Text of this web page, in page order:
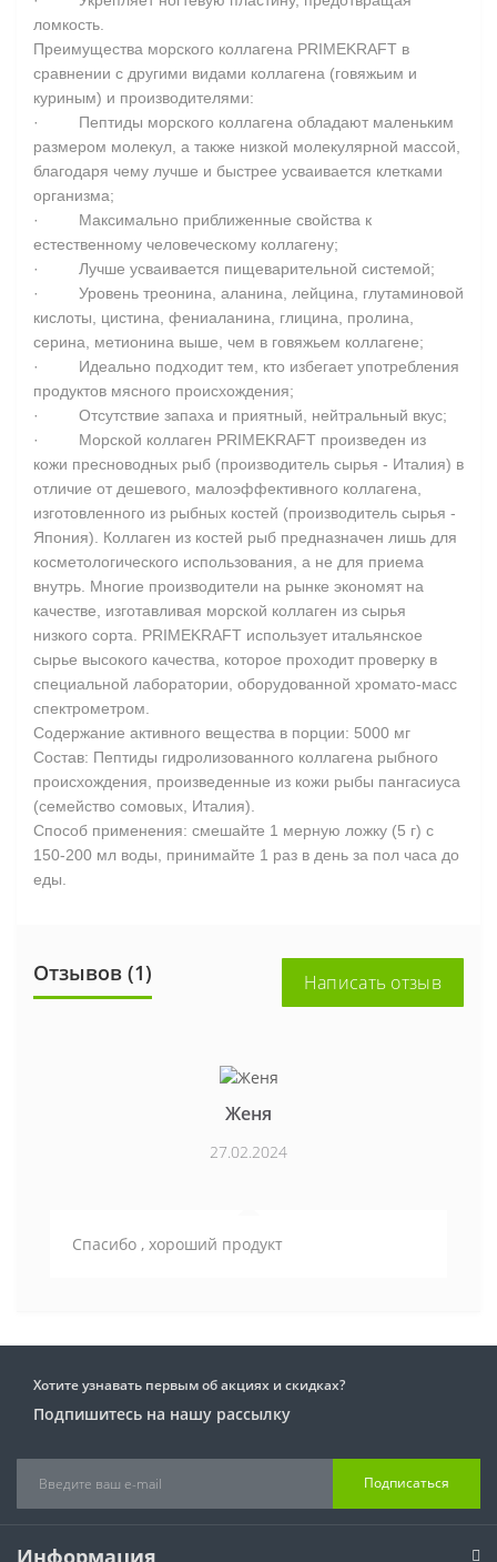
ломкость.
Преимущества морского коллагена PRIMEKRAFT в
сравнении с другими видами коллагена (говяжьим и
куриным) и производителями:
· Пептиды морского коллагена обладают маленьким
размером молекул, а также низкой молекулярной массой,
благодаря чему лучше и быстрее усваивается клетками
организма;
· Максимально приближенные свойства к
естественному человеческому коллагену;
· Лучше усваивается пищеварительной системой;
· Уровень треонина, аланина, лейцина, глутаминовой
кислоты, цистина, фениаланина, глицина, пролина,
серина, метионина выше, чем в говяжьем коллагене;
· Идеально подходит тем, кто избегает употребления
продуктов мясного происхождения;
· Отсутствие запаха и приятный, нейтральный вкус;
· Морской коллаген PRIMEKRAFT произведен из
кожи пресноводных рыб (производитель сырья - Италия) в
отличие от дешевого, малоэффективного коллагена,
изготовленного из рыбных костей (производитель сырья -
Япония). Коллаген из костей рыб предназначен лишь для
косметологического использования, а не для приема
внутрь. Многие производители на рынке экономят на
качестве, изготавливая морской коллаген из сырья
низкого сорта. PRIMEKRAFT использует итальянское
сырье высокого качества, которое проходит проверку в
специальной лаборатории, оборудованной хромато-масс
спектрометром.
Содержание активного вещества в порции: 5000 мг
Состав: Пептиды гидролизованного коллагена рыбного
происхождения, произведенные из кожи рыбы пангасиуса
(семейство сомовых, Италия).
Способ применения: смешайте 1 мерную ложку (5 г) с
150-200 мл воды, принимайте 1 раз в день за пол часа до
еды.
Отзывов (1) Написать отзыв
Женя
27.02.2024
Спасибо , хороший продукт
Хотите узнавать первым об акциях и скидках?
Подпишитесь на нашу рассылку
Подписаться
Информация